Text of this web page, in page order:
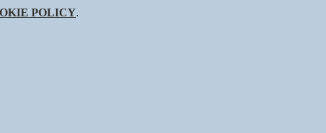
POLICY.